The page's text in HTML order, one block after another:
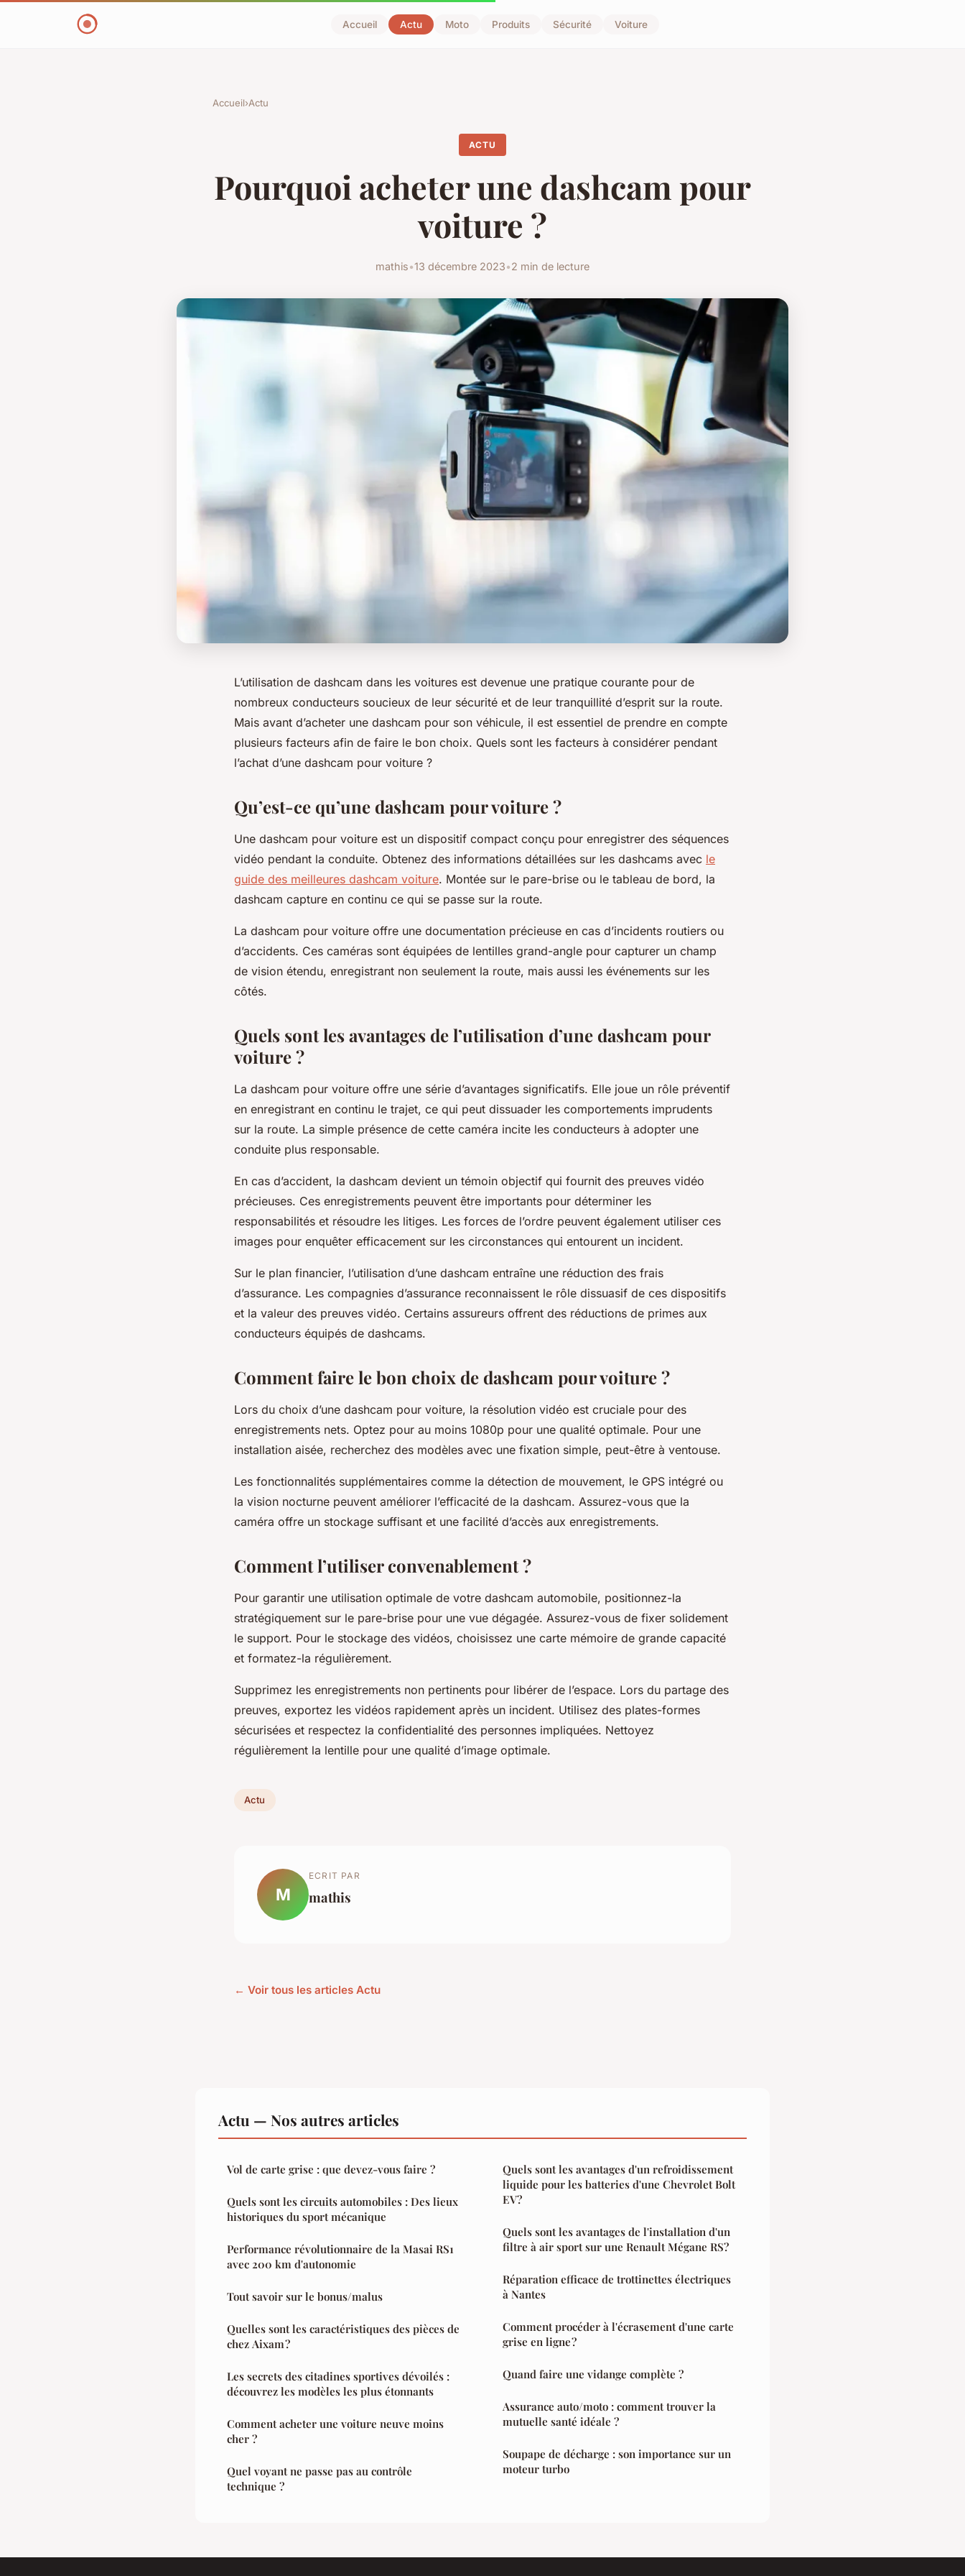
Accueil Actu Moto Produits Sécurité Voiture
Accueil›Actu
ACTU
Pourquoi acheter une dashcam pour
voiture ?
mathis•13 décembre 2023•2 min de lecture
L’utilisation de dashcam dans les voitures est devenue une pratique courante pour de
nombreux conducteurs soucieux de leur sécurité et de leur tranquillité d’esprit sur la route.
Mais avant d’acheter une dashcam pour son véhicule, il est essentiel de prendre en compte
plusieurs facteurs afin de faire le bon choix. Quels sont les facteurs à considérer pendant
l’achat d’une dashcam pour voiture ?
Qu’est-ce qu’une dashcam pour voiture ?
Une dashcam pour voiture est un dispositif compact conçu pour enregistrer des séquences
vidéo pendant la conduite. Obtenez des informations détaillées sur les dashcams avec le
guide des meilleures dashcam voiture. Montée sur le pare-brise ou le tableau de bord, la
dashcam capture en continu ce qui se passe sur la route.
La dashcam pour voiture offre une documentation précieuse en cas d’incidents routiers ou
d’accidents. Ces caméras sont équipées de lentilles grand-angle pour capturer un champ
de vision étendu, enregistrant non seulement la route, mais aussi les événements sur les
côtés.
Quels sont les avantages de l’utilisation d’une dashcam pour
voiture ?
La dashcam pour voiture offre une série d’avantages significatifs. Elle joue un rôle préventif
en enregistrant en continu le trajet, ce qui peut dissuader les comportements imprudents
sur la route. La simple présence de cette caméra incite les conducteurs à adopter une
conduite plus responsable.
En cas d’accident, la dashcam devient un témoin objectif qui fournit des preuves vidéo
précieuses. Ces enregistrements peuvent être importants pour déterminer les
responsabilités et résoudre les litiges. Les forces de l’ordre peuvent également utiliser ces
images pour enquêter efficacement sur les circonstances qui entourent un incident.
Sur le plan financier, l’utilisation d’une dashcam entraîne une réduction des frais
d’assurance. Les compagnies d’assurance reconnaissent le rôle dissuasif de ces dispositifs
et la valeur des preuves vidéo. Certains assureurs offrent des réductions de primes aux
conducteurs équipés de dashcams.
Comment faire le bon choix de dashcam pour voiture ?
Lors du choix d’une dashcam pour voiture, la résolution vidéo est cruciale pour des
enregistrements nets. Optez pour au moins 1080p pour une qualité optimale. Pour une
installation aisée, recherchez des modèles avec une fixation simple, peut-être à ventouse.
Les fonctionnalités supplémentaires comme la détection de mouvement, le GPS intégré ou
la vision nocturne peuvent améliorer l’efficacité de la dashcam. Assurez-vous que la
caméra offre un stockage suffisant et une facilité d’accès aux enregistrements.
Comment l’utiliser convenablement ?
Pour garantir une utilisation optimale de votre dashcam automobile, positionnez-la
stratégiquement sur le pare-brise pour une vue dégagée. Assurez-vous de fixer solidement
le support. Pour le stockage des vidéos, choisissez une carte mémoire de grande capacité
et formatez-la régulièrement.
Supprimez les enregistrements non pertinents pour libérer de l’espace. Lors du partage des
preuves, exportez les vidéos rapidement après un incident. Utilisez des plates-formes
sécurisées et respectez la confidentialité des personnes impliquées. Nettoyez
régulièrement la lentille pour une qualité d’image optimale.
Actu
M
ECRIT PAR
mathis
← Voir tous les articles Actu
Actu — Nos autres articles
Vol de carte grise : que devez-vous faire ?
Quels sont les circuits automobiles : Des lieux
historiques du sport mécanique
Performance révolutionnaire de la Masai RS1
avec 200 km d'autonomie
Tout savoir sur le bonus/malus
Quelles sont les caractéristiques des pièces de
chez Aixam ?
Les secrets des citadines sportives dévoilés :
découvrez les modèles les plus étonnants
Comment acheter une voiture neuve moins
cher ?
Quel voyant ne passe pas au contrôle
technique ?
Quels sont les avantages d'un refroidissement
liquide pour les batteries d'une Chevrolet Bolt
EV?
Quels sont les avantages de l'installation d'un
filtre à air sport sur une Renault Mégane RS?
Réparation efficace de trottinettes électriques
à Nantes
Comment procéder à l'écrasement d'une carte
grise en ligne ?
Quand faire une vidange complète ?
Assurance auto/moto : comment trouver la
mutuelle santé idéale ?
Soupape de décharge : son importance sur un
moteur turbo